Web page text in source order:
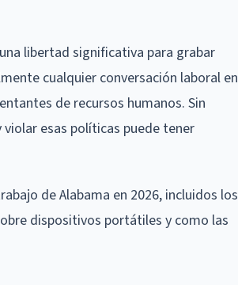
libertad significativa para grabar
cualquier conversación laboral en
de recursos humanos. Sin
esas políticas puede tener
de Alabama en 2026, incluidos los
dispositivos portátiles y como las